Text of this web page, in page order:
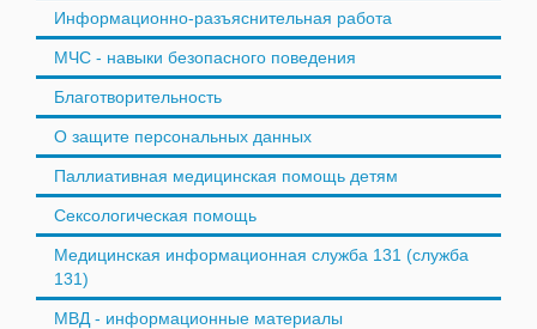
Информационно-разъяснительная работа
МЧС - навыки безопасного поведения
Благотворительность
О защите персональных данных
Паллиативная медицинская помощь детям
Сексологическая помощь
Медицинская информационная служба 131 (служба
131)
МВД - информационные материалы